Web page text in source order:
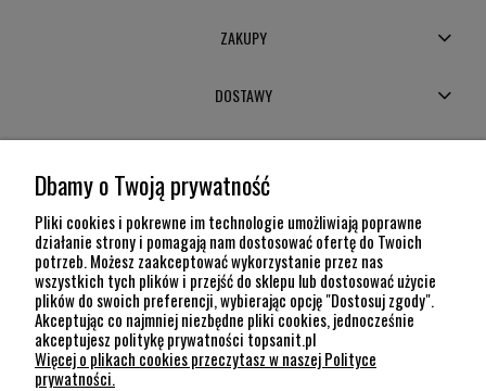
ZAKUPY
DOSTAWY
POMOC
INFORMACJE
KONTAKT
12 307 26 20
Kraków, 30-704 Na Dołach 8
Dbamy o Twoją prywatność
Pliki cookies i pokrewne im technologie umożliwiają poprawne
działanie strony i pomagają nam dostosować ofertę do Twoich
potrzeb. Możesz zaakceptować wykorzystanie przez nas
wszystkich tych plików i przejść do sklepu lub dostosować użycie
plików do swoich preferencji, wybierając opcję "Dostosuj zgody".
Akceptując co najmniej niezbędne pliki cookies, jednocześnie
akceptujesz politykę prywatności topsanit.pl
Więcej o plikach cookies przeczytasz w naszej Polityce
prywatności.